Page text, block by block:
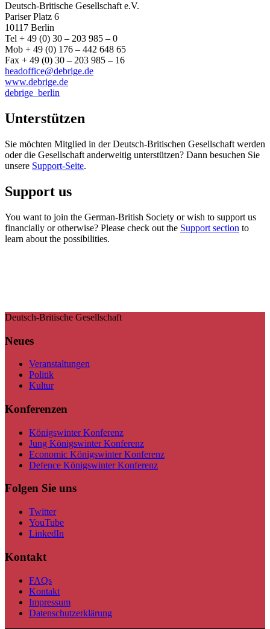
Deutsch-Britische Gesellschaft e.V.
Pariser Platz 6
10117 Berlin
Tel + 49 (0) 30 – 203 985 – 0
Mob + 49 (0) 176 – 442 648 65
Fax + 49 (0) 30 – 203 985 – 16
headoffice@debrige.de
www.debrige.de
debrige_berlin
Unterstützen
Sie möchten Mitglied in der Deutsch-Britischen Gesellschaft werden
oder die Gesellschaft anderweitig unterstützen? Dann besuchen Sie
unsere Support-Seite.
Support us
You want to join the German-British Society or wish to support us
financially or otherwise? Please check out the Support section to
learn about the possibilities.
Deutsch-Britische Gesellschaft
Neues
Veranstaltungen
Politik
Kultur
Konferenzen
Königswinter Konferenz
Jung Königswinter Konferenz
Economic Königswinter Konferenz
Defence Königswinter Konferenz
Folgen Sie uns
Twitter
YouTube
LinkedIn
Kontakt
FAQs
Kontakt
Impressum
Datenschutzerklärung